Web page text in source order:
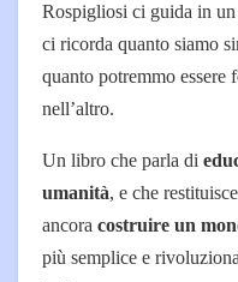
Rospigliosi ci guida in
ci ricorda quanto siamo
quanto potremmo essere
nell’altro.
Un libro che parla di
umanità, e che
ancora costruire un
più semplice e